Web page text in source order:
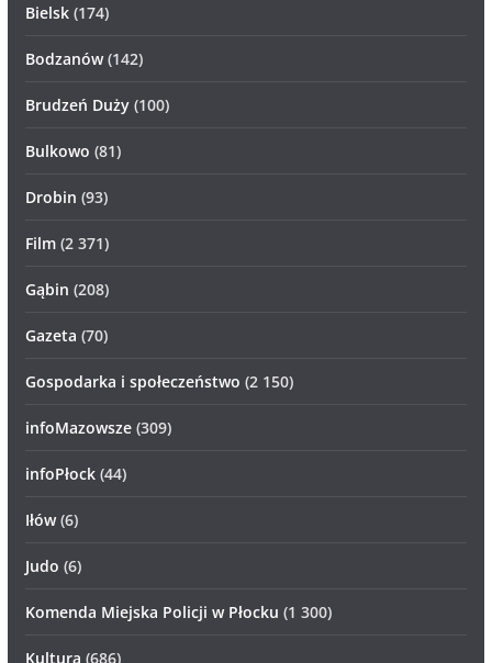
Bielsk(174)
Bodzanów(142)
Brudzeń Duży(100)
Bulkowo (81)
Drobin (93)
Film(2 371)
Gąbin (208)
Gazeta (70)
Gospodarka i społeczeństwo (2 150)
infoMazowsze(309)
infoPłock(44)
Iłów(6)
Judo (6)
Komenda Miejska Policji w Płocku (1 300)
Kultura (686)